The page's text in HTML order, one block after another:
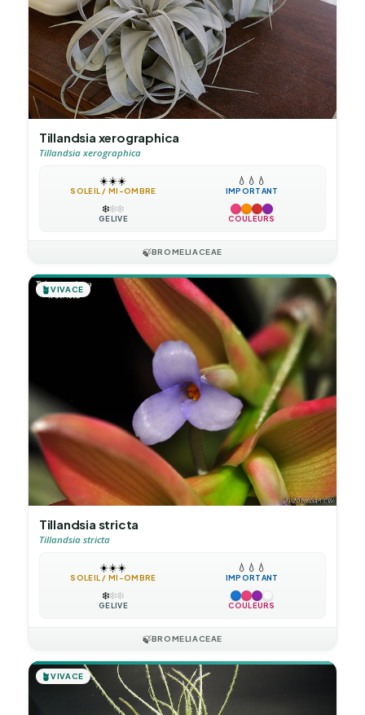
Tillandsia xerographica
Tillandsia xerographica
☀️☀️☀️
SOLEIL / MI-OMBRE
💧 💧 💧
IMPORTANT
❄️❄️❄️
GÉLIVE COULEURS
🍃BROMELIACEAE
🪴VIVACE
Tillandsia stricta
Tillandsia stricta
☀️☀️☀️
SOLEIL / MI-OMBRE
💧 💧 💧
IMPORTANT
❄️❄️❄️
GÉLIVE COULEURS
🍃BROMELIACEAE
🪴VIVACE